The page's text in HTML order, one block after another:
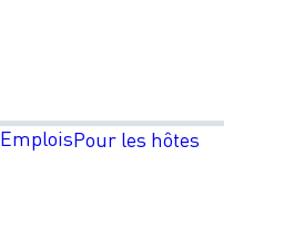
EmploisPour les hôtes